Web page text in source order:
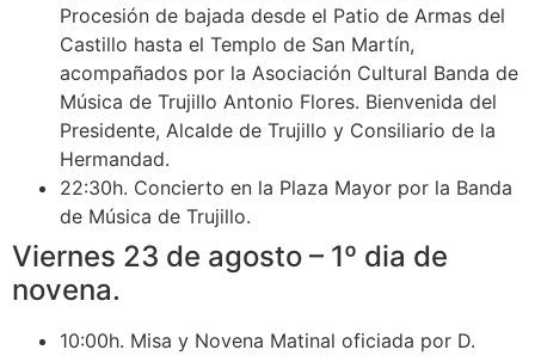
Procesión de bajada desde el Patio de Armas del
Castillo hasta el Templo de San Martín,
acompañados por la Asociación Cultural Banda de
Música de Trujillo Antonio Flores. Bienvenida del
Presidente, Alcalde de Trujillo y Consiliario de la
Hermandad.
22:30h. Concierto en la Plaza Mayor por la Banda
de Música de Trujillo.
Viernes 23 de agosto – 1º dia de
novena.
10:00h. Misa y Novena Matinal oficiada por D.